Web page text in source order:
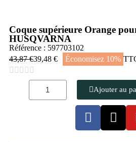
Coque supérieure Orange
HUSQVARNA
Référence : 597703102
43,87 €39,48 € Économisez 10%
    
Ajouter au